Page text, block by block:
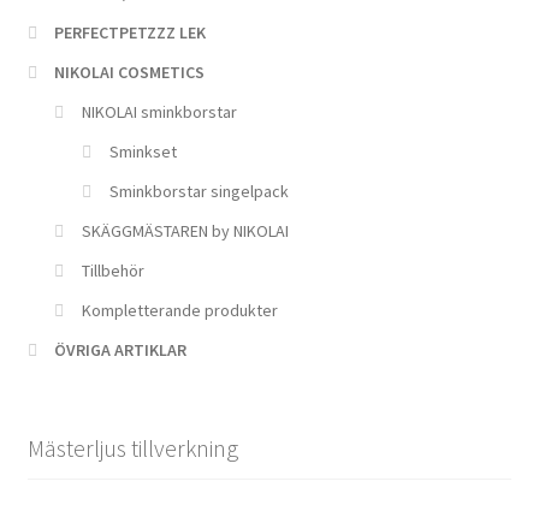
PERFECTPETZZZ LEK
NIKOLAI COSMETICS
NIKOLAI sminkborstar
Sminkset
Sminkborstar singelpack
SKÄGGMÄSTAREN by NIKOLAI
Tillbehör
Kompletterande produkter
ÖVRIGA ARTIKLAR
Mästerljus tillverkning